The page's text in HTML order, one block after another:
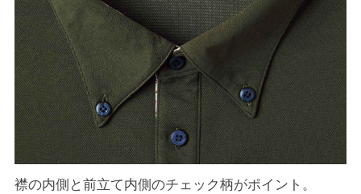
襟の内側と前立て内側のチェック柄がポイント。